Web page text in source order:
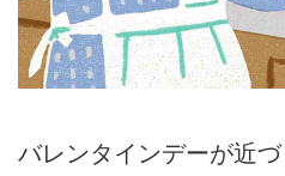
バレンタインデーが近